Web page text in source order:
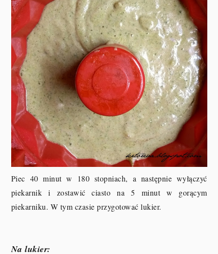
Piec 40 minut w 180 stopniach, a następnie wyłączyć
piekarnik i zostawić ciasto na 5 minut w gorącym
piekarniku. W tym czasie przygotować lukier.
Na lukier: